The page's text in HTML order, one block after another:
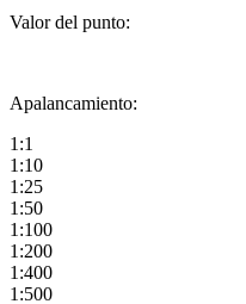
Valor del punto:
Apalancamiento:
1:1
1:10
1:25
1:50
1:100
1:200
1:400
1:500